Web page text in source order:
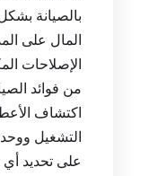
بالصيانة
المال على
الإصلاحات
من فوائد
اكتشاف
التشغيل
على تحديد